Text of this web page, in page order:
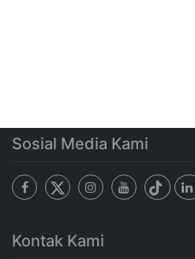
Sosial Media Kami
Kontak Kami